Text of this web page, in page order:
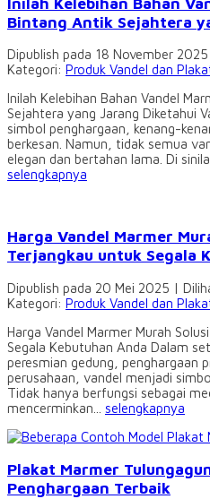
Bintang Antik Sejahtera
Dipublish pada 18 November
Kategori: Produk Vandel dan
Inilah Kelebihan Bahan Vandel
Sejahtera yang Jarang Diketahui
simbol penghargaan, kenang-
berkesan. Namun, tidak semua
elegan dan bertahan lama. Di
selengkapnya
Harga Vandel Marmer
Terjangkau untuk Segala
Dipublish pada 20 Mei 2025 |
Kategori: Produk Vandel dan
Harga Vandel Marmer Murah
Segala Kebutuhan Anda Dalam
peresmian gedung, penghargaan
perusahaan, vandel menjadi
Tidak hanya berfungsi sebagai
mencerminkan... selengkapnya
Plakat Marmer
Penghargaan Terbaik